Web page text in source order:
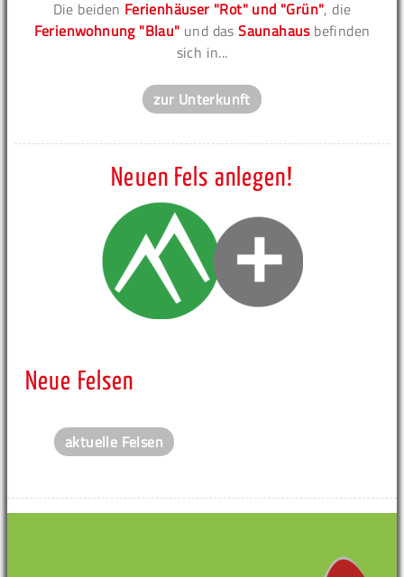
Die beiden Ferienhäuser "Rot" und "Grün", die
Ferienwohnung "Blau" und dasSaunahausbefinden
sich in...
zur Unterkunft
Neuen Fels anlegen!
Neue Felsen
aktuelle Felsen